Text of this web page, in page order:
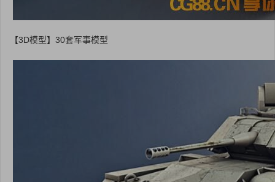
【3D模型】30套军事模型